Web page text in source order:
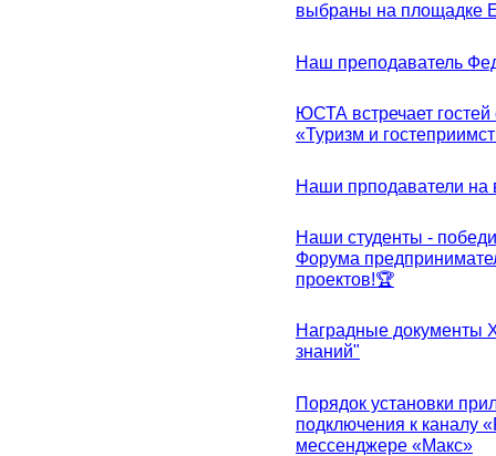
выбраны на площадке
Наш преподаватель
ЮСТА встречает гостей
«Туризм и
Наши прподаватели
Наши студенты -
Форума
проектов!🏆
Наградные документы
знаний"
Порядок установки
подключения к каналу
мессенджере «Макс»